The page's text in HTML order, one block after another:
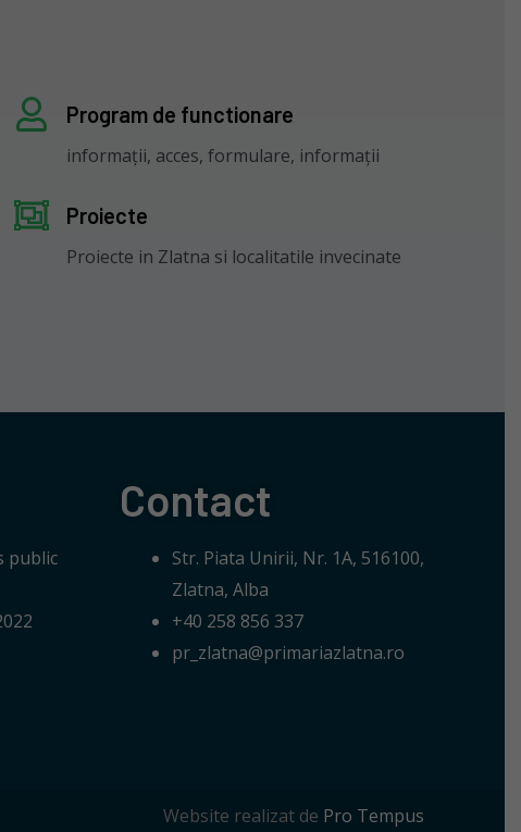
Program de functionare
informații, acces, formulare, informații
Proiecte
Proiecte in Zlatna si localitatile invecinate
public
Contact
Str. Piata Unirii, Nr. 1A, 516100,
Zlatna, Alba
+40 258 856 337
pr_zlatna@primariazlatna.ro
Website realizat de Pro Tempus